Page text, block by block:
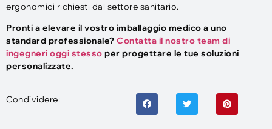
ergonomici richiesti dal settore sanitario.
Pronti a elevare il vostro imballaggio medico a uno
standard professionale? Contatta il nostro team di
ingegneri oggi stesso per progettare le tue soluzioni
personalizzate.
Condividere: